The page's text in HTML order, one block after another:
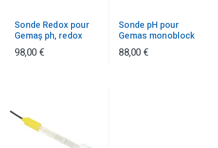
Sonde Redox pour
Gemaş ph, redox
98,00 €
Sonde pH pour
Gemas monoblock
88,00 €